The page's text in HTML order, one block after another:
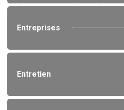
Entreprises
Entretien